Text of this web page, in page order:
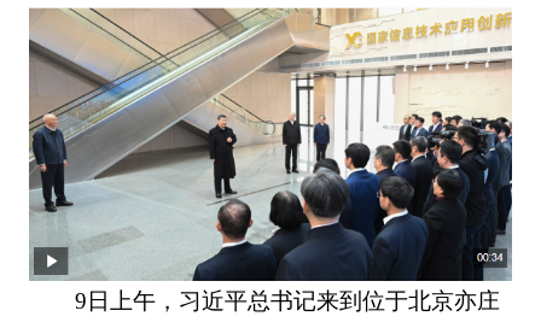
9日上午，习近平总书记来到位于北京亦庄